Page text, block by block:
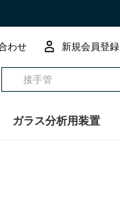
わせ 新規会員登録
ガラス分析用装置